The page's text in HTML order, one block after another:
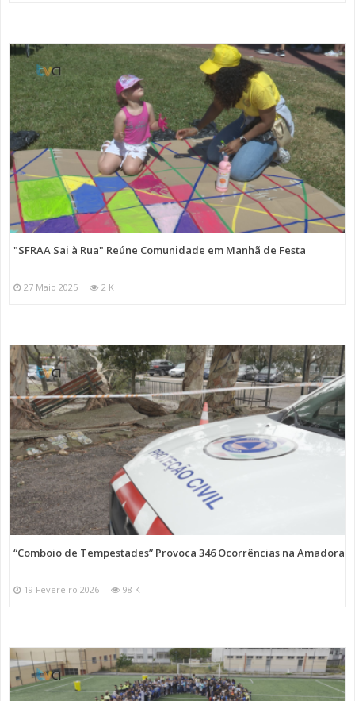
"SFRAA Sai à Rua" Reúne Comunidade em Manhã de Festa
27 Maio 2025 2 K
“Comboio de Tempestades” Provoca 346 Ocorrências na Amadora
19 Fevereiro 2026 98 K